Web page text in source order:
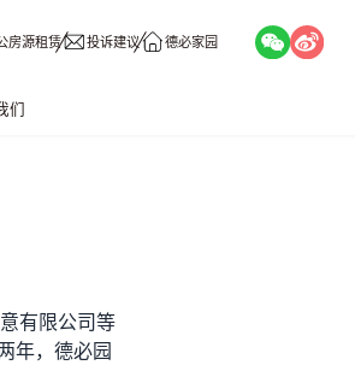
房源租赁 投诉建议 德必家园
们
有限公司等
， 德必园